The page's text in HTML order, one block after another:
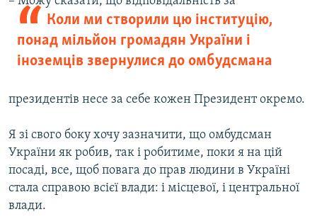
Коли ми створили цю інституцію,
понад мільйон громадян України і
іноземців звернулися до омбудсмана
президентів несе за себе кожен Президент окремо.
Я зі свого боку хочу зазначити, що омбудсман
України як робив, так і робитиме, поки я на цій
посаді, все, щоб повага до прав людини в Україні
стала справою всієї влади: і місцевої, і центральної
влади.